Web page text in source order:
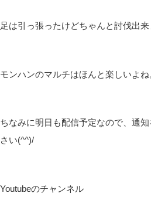
足は引っ張ったけどちゃんと討伐出来
モンハンのマルチはほんと楽しいよね
ちなみに明日も配信予定なので、通
さい(^^)/
Youtubeのチャンネル